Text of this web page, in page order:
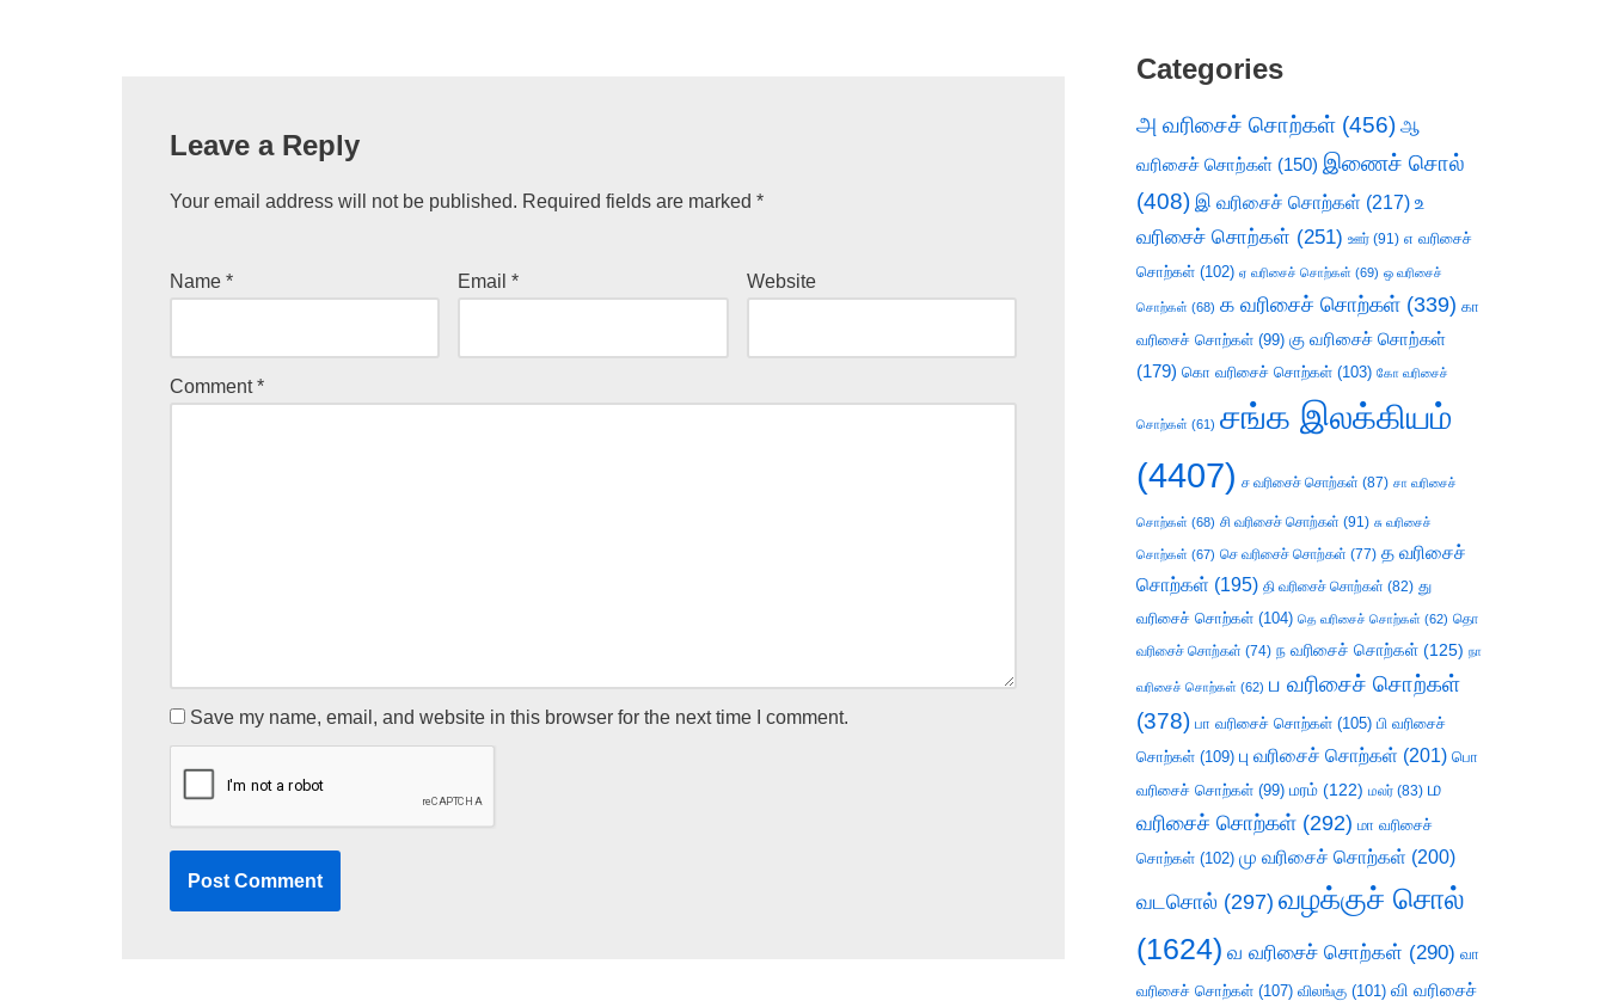
Leave a Reply
Your email address will not be published. Required fields are marked *
Name * Email* Website
Comment*
Save my name, email, and website in this browser for the next time I comment.
Categories
அ வரிசைச் சொற்கள் (456) ஆ
வரிசைச் சொற்கள் (150) இணைச் சொல்
(408) இ வரிசைச் சொற்கள் (217) உ
வரிசைச் சொற்கள் (251) ஊர் (91) எ வரிசைச்
சொற்கள் (102) ஏ வரிசைச் சொற்கள் (69) ஒ வரிசைச்
சொற்கள் (68) க வரிசைச் சொற்கள் (339) கா
வரிசைச் சொற்கள் (99) கு வரிசைச் சொற்கள்
(179) கொ வரிசைச் சொற்கள் (103) கோ வரிசைச்
சொற்கள் (61) சங்க இலக்கியம்
(4407) ச வரிசைச் சொற்கள் (87) சா வரிசைச்
சொற்கள் (68) சி வரிசைச் சொற்கள் (91) சு வரிசைச்
சொற்கள் (67) செ வரிசைச் சொற்கள் (77) த வரிசைச்
சொற்கள் (195) தி வரிசைச் சொற்கள் (82) து
வரிசைச் சொற்கள் (104) தெ வரிசைச் சொற்கள் (62) தொ
வரிசைச் சொற்கள் (74) ந வரிசைச் சொற்கள் (125) நா
வரிசைச் சொற்கள் (62) ப வரிசைச் சொற்கள்
(378) பா வரிசைச் சொற்கள் (105) பி வரிசைச்
சொற்கள் (109) பு வரிசைச் சொற்கள் (201) பொ
வரிசைச் சொற்கள் (99) மரம் (122) மலர் (83) ம
வரிசைச் சொற்கள் (292) மா வரிசைச்
சொற்கள் (102) மு வரிசைச் சொற்கள் (200)
வடசொல் (297) வழக்குச் சொல்
(1624) வ வரிசைச் சொற்கள் (290) வா
வரிசைச் சொற்கள் (107) விலங்கு (101) வி வரிசைச்